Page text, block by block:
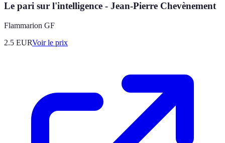
Le pari sur l'intelligence - Jean-Pierre Chevènement
Flammarion GF
2.5 EURVoir le prix